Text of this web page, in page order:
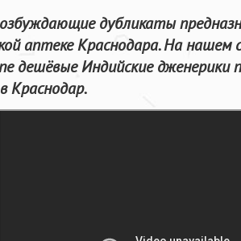
дубликаты
аптеке Краснодара. На
дешёвые Индийские дженерики
Краснодар.